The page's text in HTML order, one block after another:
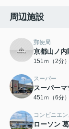
周辺施設
郵便局
京都山ノ内
151ｍ（2分）
スーパー
スーパー
451ｍ（6分）
コンビニエ
ローソン